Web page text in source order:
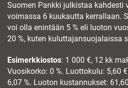
Suomen Pankki julkistaa kahdesti
voimassa 6 kuukautta kerrallaan.
voi olla enintään 5 % eli luoton
20 %, kuten kuluttajansuojalaissa
Esimerkkiostos: 1 000 €, 12 kk
Vuosikorko: 0 %. Luottokulu: 5,60
6,07 %. Luoton kustannukset: